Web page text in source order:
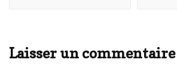
Laisser un commentaire